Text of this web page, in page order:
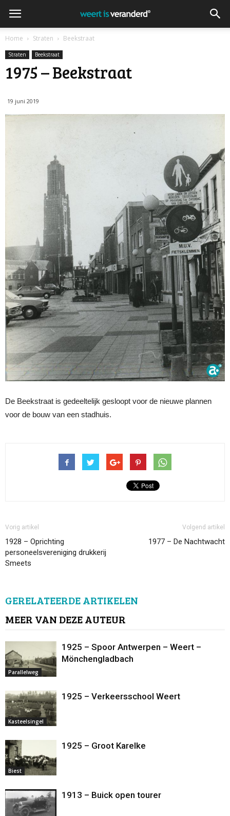
Home Straten Beekstraat
Straten Beekstraat
1975 – Beekstraat
19 juni 2019
De Beekstraat is gedeeltelijk gesloopt voor de nieuwe plannen
voor de bouw van een stadhuis.
Vorig artikel
1928 – Oprichting
personeelsvereniging drukkerij
Smeets
Volgend artikel
1977 – De Nachtwacht
GERELATEERDE ARTIKELEN
MEER VAN DEZE AUTEUR
Parallelweg
1925 – Spoor Antwerpen – Weert –
Mönchengladbach
Kasteelsingel
1925 – Verkeersschool Weert
Biest
1925 – Groot Karelke
1913 – Buick open tourer